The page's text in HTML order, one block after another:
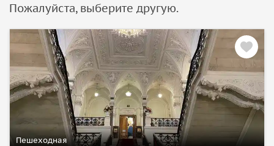
Пожалуйста, выберите другую.
Пешеходная